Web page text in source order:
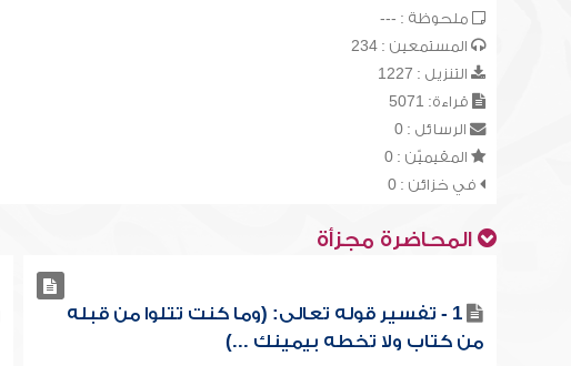
ملحوظة : ---
المستمعين : 234
التنزيل : 1227
قراءة: 5071
الرسائل : 0
المقيميّن : 0
في خزائن : 0
المحاضرة مجزأة
1 - تفسير قوله تعالى: (وما كنت تتلوا من قبله
من كتاب ولا تخطه بيمينك ...)